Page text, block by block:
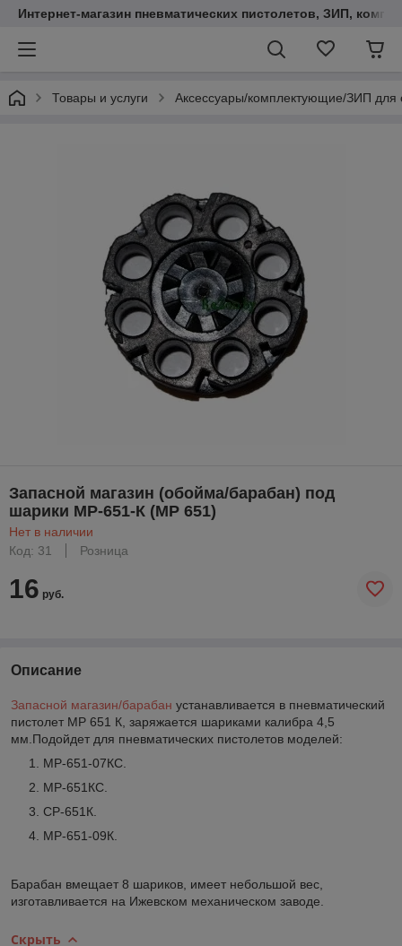
Интернет-магазин пневматических пистолетов, ЗИП,
Товары и услуги Аксессуары/комплектующие/ЗИП для
Запасной магазин (обойма/барабан) под
шарики МР-651-К (МР 651)
Нет в наличии
Код: 31
Розница
16 руб.
Описание
Запасной магазин/барабан устанавливается в пневматический
пистолет МР 651 К, заряжается шариками калибра 4,5
мм.Подойдет для пневматических пистолетов моделей:
МР-651-07КС.
МР-651КС.
СР-651К.
МР-651-09К.
Барабан вмещает 8 шариков, имеет небольшой вес,
изготавливается на Ижевском механическом заводе.
Скрыть